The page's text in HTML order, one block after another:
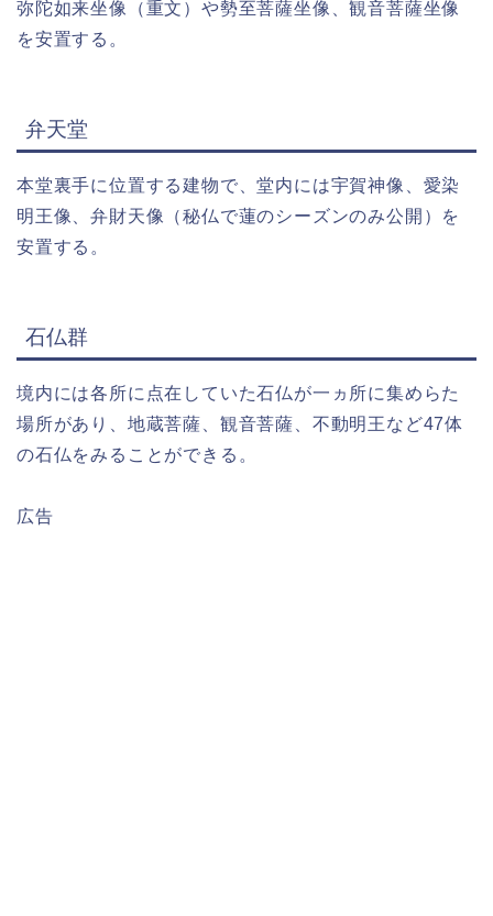
弥陀如来坐像（重文）や勢至菩薩坐像、観音菩薩坐像
を安置する。
弁天堂
本堂裏手に位置する建物で、堂内には宇賀神像、愛染
明王像、弁財天像（秘仏で蓮のシーズンのみ公開）を
安置する。
石仏群
境内には各所に点在していた石仏が一ヵ所に集めらた
場所があり、地蔵菩薩、観音菩薩、不動明王など47体
の石仏をみることができる。
広告